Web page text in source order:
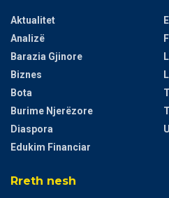
Aktualitet
Analizë
Barazia Gjinore
Biznes
Bota
Burime Njerëzore
Diaspora
Edukim Financiar
Rreth nesh